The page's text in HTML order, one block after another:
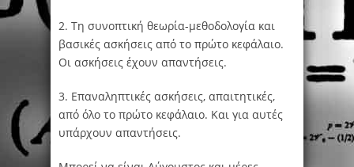
2. Τη συνοπτική θεωρία-μεθοδολογία και
βασικές ασκήσεις από το πρώτο κεφάλαιο.
Οι ασκήσεις έχουν απαντήσεις.
3. Επαναληπτικές ασκήσεις, απαιτητικές,
από όλο το πρώτο κεφάλαιο. Και για αυτές
υπάρχουν απαντήσεις.